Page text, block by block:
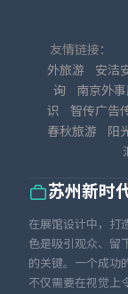
友情链接：
外旅游
安洁
询
南京外
识
智传广告
春秋旅游
阳
苏州新时
在展馆设计中，打
色是吸引观众、留
的关键。一个成功
不仅需要在视觉上